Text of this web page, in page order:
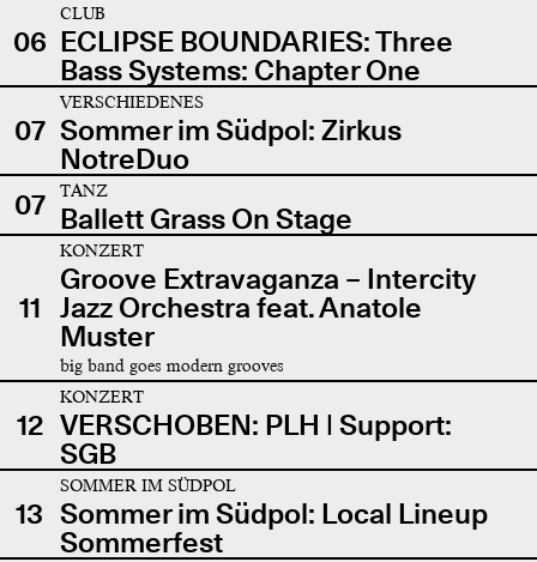
06
CLUB
ECLIPSE BOUNDARIES: Three
Bass Systems: Chapter One
07
VERSCHIEDENES
Sommer im Südpol: Zirkus
NotreDuo
07
TANZ
Ballett Grass On Stage
11
KONZERT
Groove Extravaganza – Intercity
Jazz Orchestra feat. Anatole
Muster
big band goes modern grooves
12
KONZERT
VERSCHOBEN: PLH | Support:
SGB
13
SOMMER IM SÜDPOL
Sommer im Südpol: Local Lineup
Sommerfest